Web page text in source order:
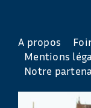
A propos
Mentions
Notre